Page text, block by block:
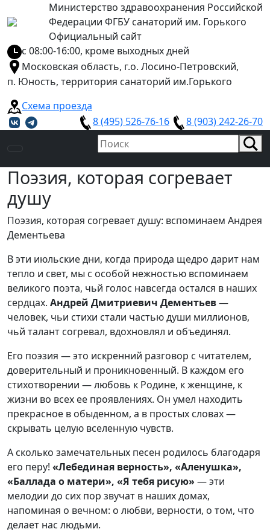
Министерство здравоохранения Российской
Федерации ФГБУ санаторий им. Горького
Официальный сайт
с 08:00-16:00, кроме выходных дней
Московская область, г.о. Лосино-Петровский,
п. Юность, территория санаторий им.Горького
Схема проезда
8 (495) 526-76-16
8 (903) 242-26-70
Поэзия, которая согревает
душу
Поэзия, которая согревает душу: вспоминаем Андрея
Дементьева
В эти июльские дни, когда природа щедро дарит нам
тепло и свет, мы с особой нежностью вспоминаем
великого поэта, чьй голос навсегда остался в наших
сердцах. Андрей Дмитриевич Дементьев—
человек, чьи стихи стали частью души миллионов,
чьй талант согревал, вдохновлял и объединял.
Его поэзия — это искренний разговор с читателем,
доверительный и проникновенный. В каждом его
стихотворении — любовь к Родине, к женщине, к
жизни во всех ее проявлениях. Он умел находить
прекрасное в обыденном, а в простых словах —
скрывать целую вселенную чувств.
А сколько замечательных песен родилось благодаря
его перу! «Лебединая верность», «Аленушка»,
«Баллада о матери», «Я тебя рисую» — эти
мелодии до сих пор звучат в наших домах,
напоминая о вечном: о любви, верности, о том, что
делает нас людьми.